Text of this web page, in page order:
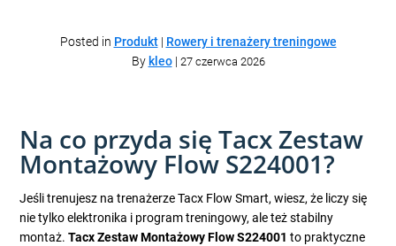
Posted in Produkt| Rowery i trenażery treningowe
By kleo| 27 czerwca 2026
Na co przyda się Tacx Zestaw
Montażowy Flow S224001?
Jeśli trenujesz na trenażerze Tacx Flow Smart, wiesz, że liczy się
nie tylko elektronika i program treningowy, ale też stabilny
montaż.Tacx Zestaw Montażowy Flow S224001 to praktyczne